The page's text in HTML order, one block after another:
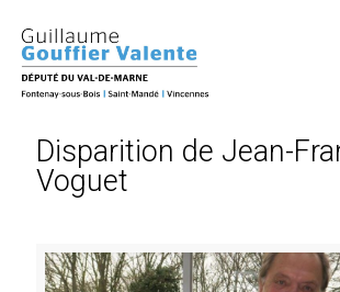
Disparition de Jean-
Voguet